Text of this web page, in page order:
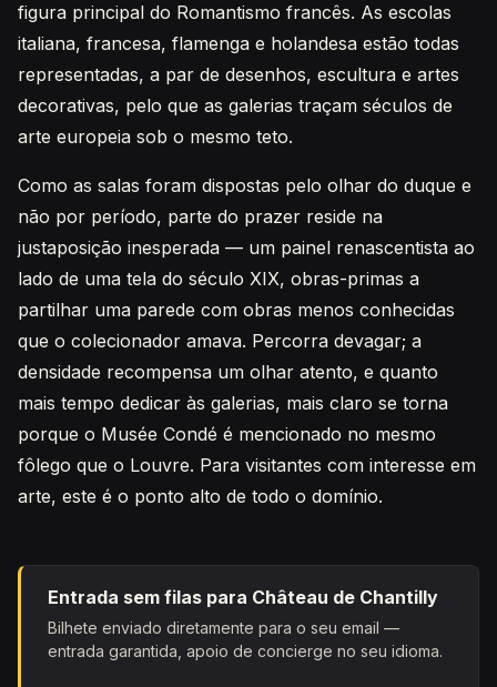
figura principal do Romantismo francês. As escolas
italiana, francesa, flamenga e holandesa estão todas
representadas, a par de desenhos, escultura e artes
decorativas, pelo que as galerias traçam séculos de
arte europeia sob o mesmo teto.
Como as salas foram dispostas pelo olhar do duque e
não por período, parte do prazer reside na
justaposição inesperada — um painel renascentista ao
lado de uma tela do século XIX, obras-primas a
partilhar uma parede com obras menos conhecidas
que o colecionador amava. Percorra devagar; a
densidade recompensa um olhar atento, e quanto
mais tempo dedicar às galerias, mais claro se torna
porque o Musée Condé é mencionado no mesmo
fôlego que o Louvre. Para visitantes com interesse em
arte, este é o ponto alto de todo o domínio.
Entrada sem filas para Château de Chantilly
Bilhete enviado diretamente para o seu email —
entrada garantida, apoio de concierge no seu idioma.